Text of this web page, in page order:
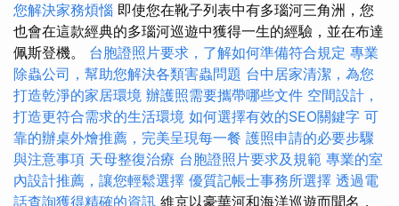
您解決家務煩惱 即使您在靴子列表中有多瑙河三角洲，您
也會在這款經典的多瑙河巡遊中獲得一生的經驗，並在布達
佩斯登機。 台胞證照片要求，了解如何準備符合規定 專業
除蟲公司，幫助您解決各類害蟲問題 台中居家清潔，為您
打造乾淨的家居環境 辦護照需要攜帶哪些文件 空間設計，
打造更符合需求的生活環境 如何選擇有效的SEO關鍵字 可
靠的辦桌外燴推薦，完美呈現每一餐 護照申請的必要步驟
與注意事項 天母整復治療 台胞證照片要求及規範 專業的室
內設計推薦，讓您輕鬆選擇 優質記帳士事務所選擇 透過電
話查詢獲得精確的資訊 維京以豪華河和海洋巡遊而聞名，